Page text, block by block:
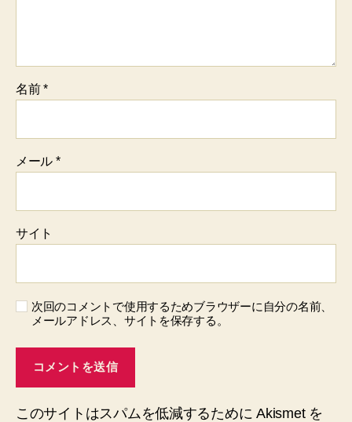
名前*
メール *
サイト
次回のコメントで使用するためブラウザーに自分の名前、
メールアドレス、サイトを保存する。
このサイトはスパムを低減するために Akismet を